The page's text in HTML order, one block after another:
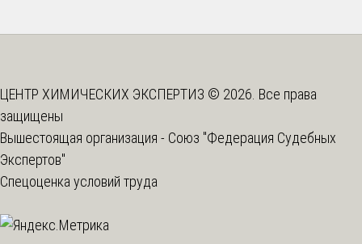
ЦЕНТР ХИМИЧЕСКИХ ЭКСПЕРТИЗ © 2026. Все права
защищены
Вышестоящая организация - Союз "Федерация Судебных
Экспертов"
Спецоценка условий труда